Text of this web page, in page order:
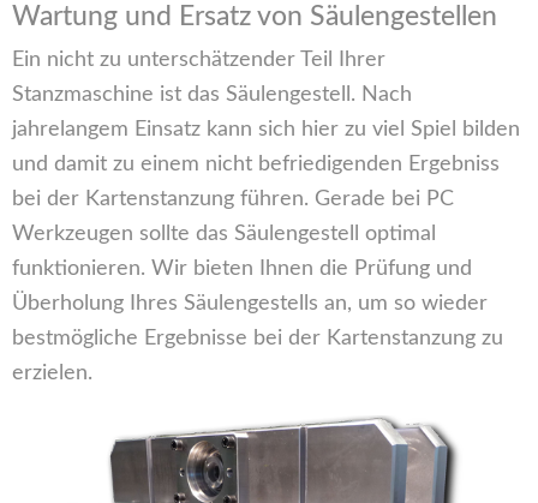
Wartung und Ersatz von Säulengestellen
Ein nicht zu unterschätzender Teil Ihrer
Stanzmaschine ist das Säulengestell. Nach
jahrelangem Einsatz kann sich hier zu viel Spiel bilden
und damit zu einem nicht befriedigenden Ergebniss
bei der Kartenstanzung führen. Gerade bei PC
Werkzeugen sollte das Säulengestell optimal
funktionieren. Wir bieten Ihnen die Prüfung und
Überholung Ihres Säulengestells an, um so wieder
bestmögliche Ergebnisse bei der Kartenstanzung zu
erzielen.